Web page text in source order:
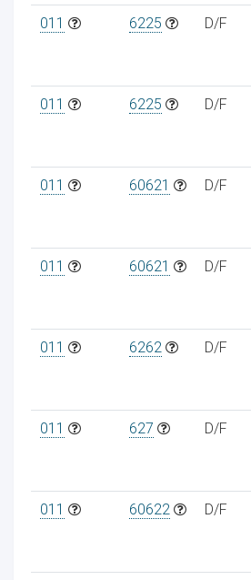
011 6225 D/F
011 6225 D/F
011 60621 D/F
011 60621 D/F
011 6262 D/F
011 627 D/F
011 60622 D/F